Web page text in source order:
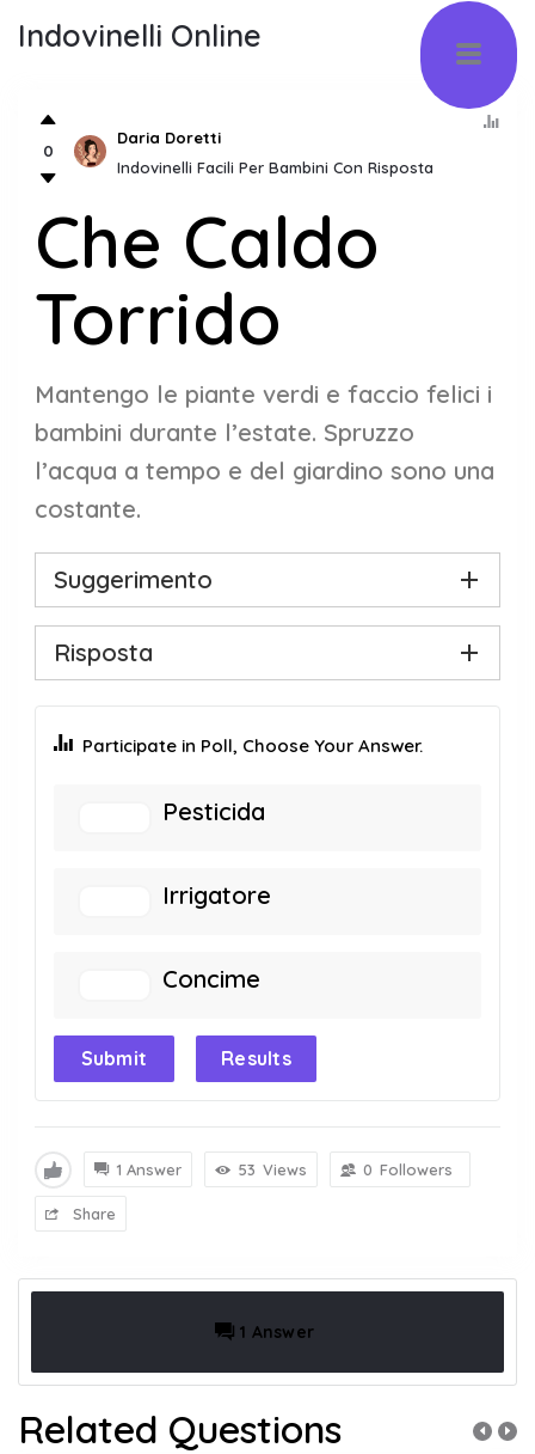
Indovinelli Online
0
Daria Doretti
Indovinelli Facili Per Bambini Con Risposta
Che Caldo
Torrido
Mantengo le piante verdi e faccio felici i
bambini durante l’estate. Spruzzo
l’acqua a tempo e del giardino sono una
costante.
Suggerimento
Risposta
Participate in Poll, Choose Your Answer.
Pesticida
Irrigatore
Concime
Submit Results
1 Answer 53 Views 0 Followers
Share
1 Answer
Related Questions